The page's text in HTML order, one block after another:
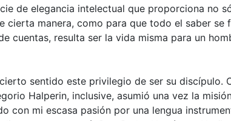
de elegancia intelectual que proporciona no
cierta manera, como para que todo el saber se
cuentas, resulta ser la vida misma para un
sentido este privilegio de ser su discípulo.
Halperin, inclusive, asumió una vez la
con mi escasa pasión por una lengua